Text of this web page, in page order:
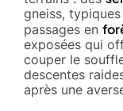
gneiss,
passages en
exposées qui
couper le
descentes
après une